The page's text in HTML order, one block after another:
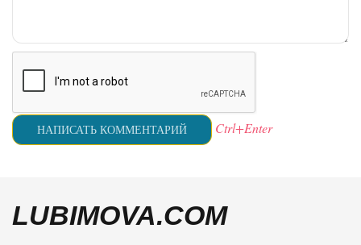
Ctrl+Enter
LUBIMOVA.COM